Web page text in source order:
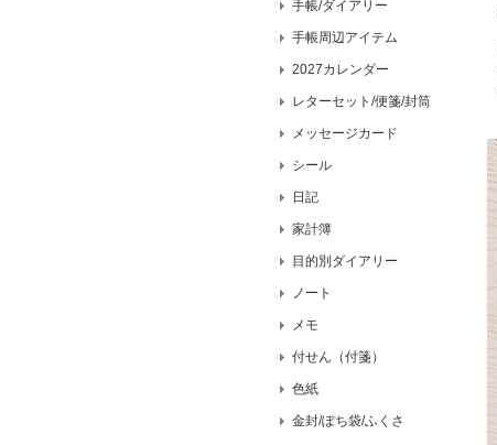
手帳/ダイアリー
手帳周辺アイテム
2027カレンダー
レターセット/便箋/封筒
メッセージカード
シール
日記
家計簿
目的別ダイアリー
ノート
メモ
付せん（付箋）
色紙
金封/ぽち袋/ふくさ